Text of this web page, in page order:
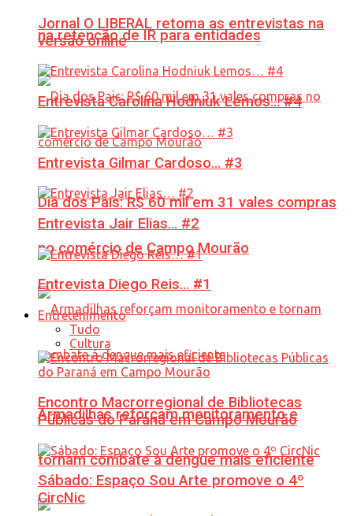
na retenção de IR para entidades
Dia dos Pais: R$ 60 mil em 31 vales compras
no comércio de Campo Mourão
Armadilhas reforçam monitoramento e
tornam combate à dengue mais eficiente
Jornal O LIBERAL retoma as entrevistas na
versão online
Entrevista Carolina Hodniuk Lemos… #4
Entrevista Gilmar Cardoso… #3
Entrevista Jair Elias… #2
Entrevista Diego Reis… #1
Entretenimento
Tudo
Cultura
Encontro Macrorregional de Bibliotecas
Públicas do Paraná em Campo Mourão
Sábado: Espaço Sou Arte promove o 4º
CircNic